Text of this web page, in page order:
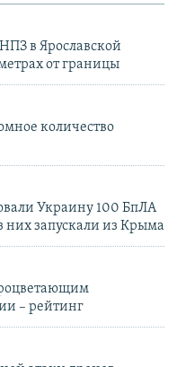
в Ярославской
от границы
количество
Украину 100 БпЛА
них запускали из Крыма
– рейтинг